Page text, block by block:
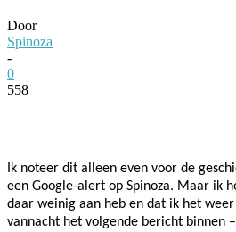
Door
Spinoza
-
0
558
Ik noteer dit alleen even voor de
een Google-alert op Spinoza. Maar ik
daar weinig aan heb en dat ik het
vannacht het volgende bericht binnen